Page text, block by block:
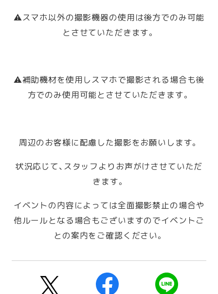
⚠️スマホ以外の撮影機器の使用は後方でのみ可能
とさせていただきます。
⚠️補助機材を使用しスマホで撮影される場合も後
方でのみ使用可能とさせていただきます。
周辺のお客様に配慮した撮影をお願いします。
状況応じて、スタッフよりお声がけさせていただ
きます。
イベントの内容によっては全面撮影禁止の場合や
他ルールとなる場合もございますのでイベントご
との案内をご確認ください。